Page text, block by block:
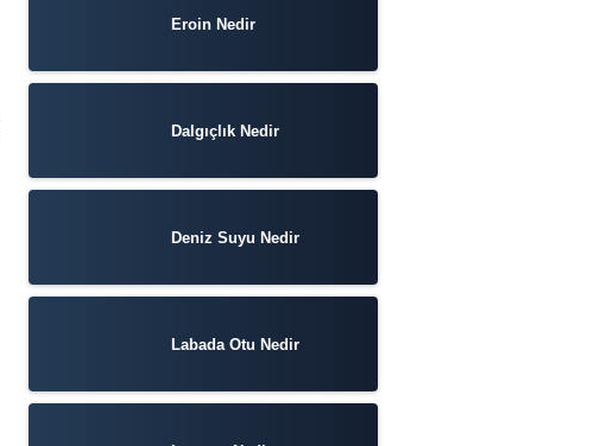
Eroin Nedir
Dalgıçlık Nedir
Deniz Suyu Nedir
Labada Otu Nedir